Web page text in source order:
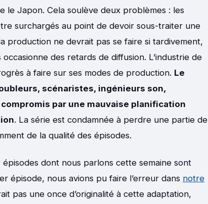
le Japon. Cela soulève deux problèmes : les
surchargés au point de devoir sous-traiter une
production ne devrait pas se faire si tardivement,
des retards de diffusion. L’industrie de
à faire sur ses modes de production. Le
scénaristes, ingénieurs son,
par une mauvaise planification
. La série est condamnée à perdre une partie de
de la qualité des épisodes.
épisodes dont nous parlons cette semaine sont
épisode, nous avions pu faire l’erreur dans notre
pas une once d’originalité à cette adaptation,